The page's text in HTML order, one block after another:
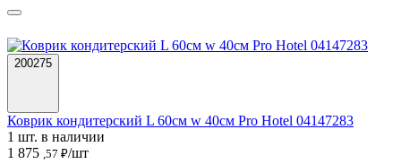
200275
Коврик кондитерский L 60см w 40см Pro Hotel 04147283
1 шт. в наличии
1 875 ,57 ₽/шт